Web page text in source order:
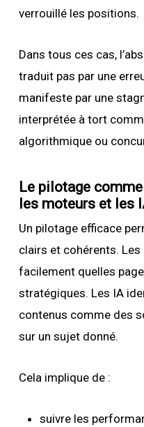
verrouillé les positions.
Dans tous ces cas,
traduit pas par une
manifeste par une
interprétée à tort
algorithmique ou
Le pilotage
les moteurs et les
Un pilotage efficace
clairs et cohérents.
facilement quelles
stratégiques. Les IA
contenus comme des
sur un sujet donné.
Cela implique de :
suivre les